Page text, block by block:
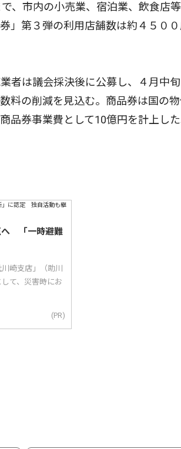
、市内の小売業、宿泊業、飲食店
」第３弾の利用店舗数は約４５０
者は議会採決後に公募し、４月中
料の削減を見込む。商品券は国の
品券事業費として10億円を計上した
へ 「一時避難
崎支店」（助川
て、災害時にお
(PR)